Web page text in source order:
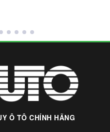
Ô TÔ CHÍNH HÃNG